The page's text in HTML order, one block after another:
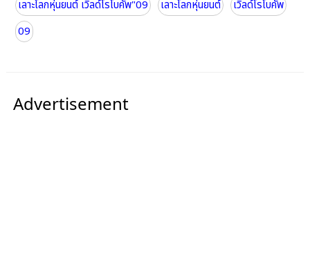
เลาะโลกหุ่นยนต์ เวิลด์โรโบคัพ"09 เลาะโลกหุ่นยนต์
เวิลด์โรโบคัพ
09
Advertisement